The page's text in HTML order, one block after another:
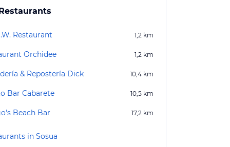
Restaurant 1,2 km
Orchidee 1,2 km
& Repostería Dick 10,4 km
Bar Cabarete 10,5 km
Beach Bar 17,2 km
in Sosua